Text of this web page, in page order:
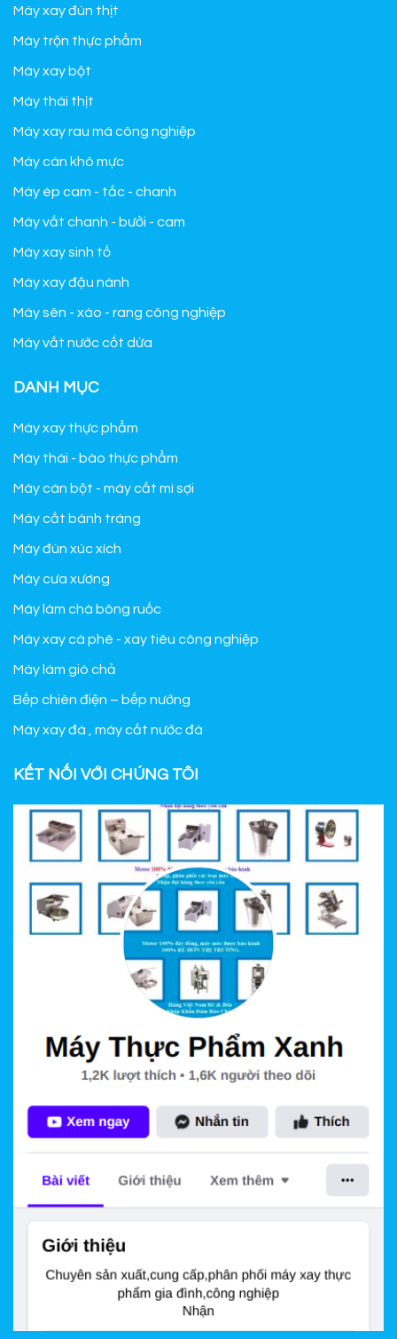
Máy xay đùn thịt
Máy trộn thực phẩm
Máy xay bột
Máy thái thịt
Máy xay rau má công nghiệp
Máy cán khô mực
Máy ép cam - tắc - chanh
Máy vắt chanh - bưởi - cam
Máy xay sinh tố
Máy xay đậu nành
Máy sên - xào - rang công nghiệp
Máy vắt nước cốt dừa
DANH MỤC
Máy xay thực phẩm
Máy thái - bào thực phẩm
Máy cán bột - máy cắt mì sợi
Máy cắt bánh tráng
Máy đùn xúc xích
Máy cưa xương
Máy làm chà bông ruốc
Máy xay cà phê - xay tiêu công nghiệp
Máy làm giò chả
Bếp chiên điện – bếp nướng
Máy xay đá , máy cắt nước đá
KẾT NỐI VỚI CHÚNG TÔI